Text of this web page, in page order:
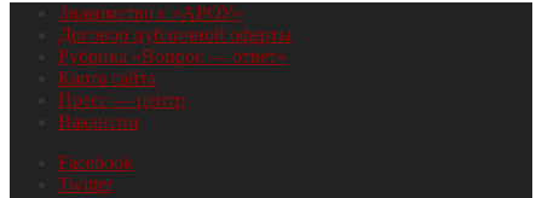
Знакомство с «АРОУ»
Договор публичной оферты
Рубрика «Вопрос — ответ»
Карта сайта
Пресс — центр
Вакансии
Facebook
Twitter